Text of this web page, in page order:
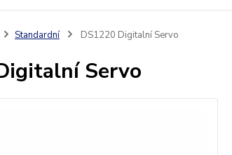
Standardní DS1220 Digitalní Servo
Servo